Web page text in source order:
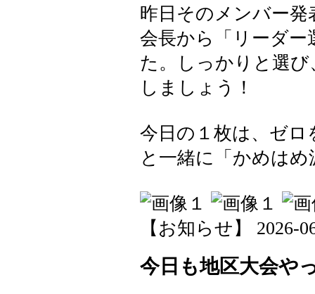
昨日そのメンバー
会長から「リーダ
た。しっかりと選
しましょう！
今日の１枚は、ゼロ
と一緒に「かめは
【お知らせ】 2026-
今日も地区大会や